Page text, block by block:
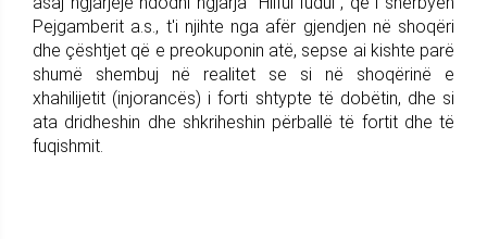
Pejgamberit a.s., t'i njihte nga afër gjendjen në shoqëri
dhe çështjet që e preokuponin atë, sepse ai kishte parë
shumë shembuj në realitet se si në shoqërinë e
xhahilijetit (injorancës) i forti shtypte të dobëtin, dhe si
ata dridheshin dhe shkriheshin përballë të fortit dhe të
fuqishmit.